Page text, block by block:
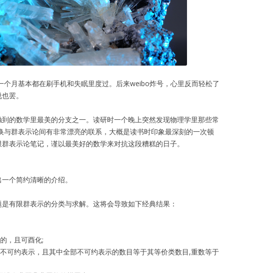
个月基本都在刷手机和失眠里度过。后来weibo炸号，心里反而轻松了
罢。
的数学里最美的分支之一。读研时一个晚上突然发现物理学里那些常
群表示论间有非常漂亮的联系，大概是读书时印象最深刻的一次顿
表示论笔记，谨以最美好的数学来对抗这段糟糕的日子。
个简约清晰的介绍。
有限群表示的分类与求解。这将会导致如下经典结果：
，且可酉化;
可约表示，且其中全部不可约表示的数目等于其等价类数目,重数等于